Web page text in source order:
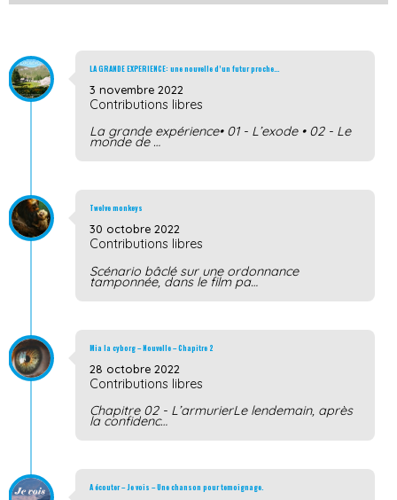
LA GRANDE EXPERIENCE: une nouvelle d’un futur proche…
3 novembre 2022
Contributions libres
La grande expérience• 01 - L’exode • 02 - Le
monde de …
Twelve monkeys
30 octobre 2022
Contributions libres
Scénario bâclé sur une ordonnance
tamponnée, dans le film pa…
Mia la cyborg – Nouvelle – Chapitre 2
28 octobre 2022
Contributions libres
Chapitre 02 - L’armurierLe lendemain, après
la confidenc…
A écouter – Je vois – Une chanson pour temoignage.